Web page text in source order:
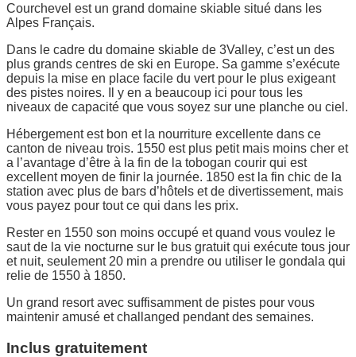
Courchevel est un grand domaine skiable situé dans les
Alpes Français.
Dans le cadre du domaine skiable de 3Valley, c’est un des
plus grands centres de ski en Europe. Sa gamme s’exécute
depuis la mise en place facile du vert pour le plus exigeant
des pistes noires. Il y en a beaucoup ici pour tous les
niveaux de capacité que vous soyez sur une planche ou ciel.
Hébergement est bon et la nourriture excellente dans ce
canton de niveau trois. 1550 est plus petit mais moins cher et
a l’avantage d’être à la fin de la tobogan courir qui est
excellent moyen de finir la journée. 1850 est la fin chic de la
station avec plus de bars d’hôtels et de divertissement, mais
vous payez pour tout ce qui dans les prix.
Rester en 1550 son moins occupé et quand vous voulez le
saut de la vie nocturne sur le bus gratuit qui exécute tous jour
et nuit, seulement 20 min a prendre ou utiliser le gondala qui
relie de 1550 à 1850.
Un grand resort avec suffisamment de pistes pour vous
maintenir amusé et challanged pendant des semaines.
Inclus gratuitement